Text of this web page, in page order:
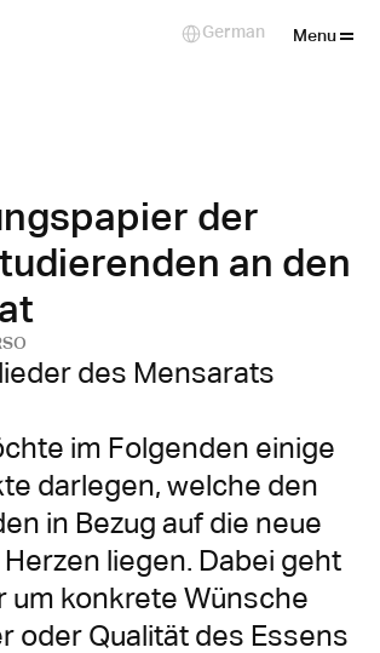
der
an den
des Mensarats
im Folgenden einige
darlegen, welche den
in Bezug auf die neue
liegen. Dabei geht
um konkrete Wünsche
oder Qualität des Essens
Menu
Select Language
German